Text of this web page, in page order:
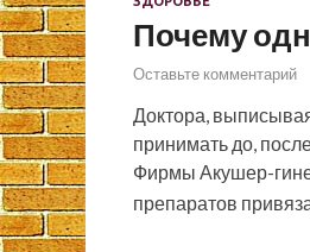
Почему
Оставьте комментарий
Доктора,
принимать до,
Фирмы Акушер-
препаратов